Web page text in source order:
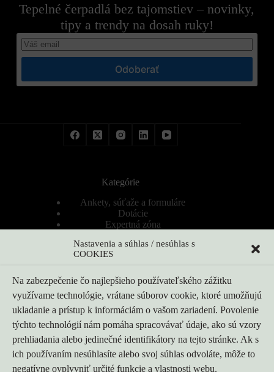
Nastavenia a súhlas / nesúhlas s
COOKIES
Na zabezpečenie čo najlepšieho používateľského zážitku
využívame technológie, vrátane súborov cookie, ktoré umožňujú
ukladanie a prístup k informáciám o vašom zariadení. Povolenie
týchto technológií nám pomáha spracovávať údaje, ako sú vzory
prehliadania alebo jedinečné identifikátory na tejto stránke. Ak s
ich používaním nesúhlasíte alebo svoj súhlas odvoláte, môže to
negatívne ovplyvniť určité funkcie a vlastnosti webu.
Tepelné čerpadlá bez tajomstiev – novinky,
tipy a trendy na dosah ruky!
Odoberať
Kategórie
Ankety, súťaže a formuláre
Dotácie
Expertná zóna
Nezaradené
Ponuka produktov a riešení
Poradňa
Produkty
Produkty
Rezidenční tepelná čerpadla
Správy
Správy z EÚ a Európy
Výber a návrh tepelných čerpadiel
Výrobcovia / značky